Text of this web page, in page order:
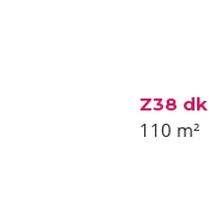
Z38 dk
110 m²